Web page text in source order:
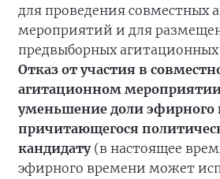
для проведения совместных
мероприятий и для
предвыборных
Отказ от участия в
агитационном мероприятии
уменьшение доли эфирного
причитающегося
кандидату(в настоящее
эфирного времени может